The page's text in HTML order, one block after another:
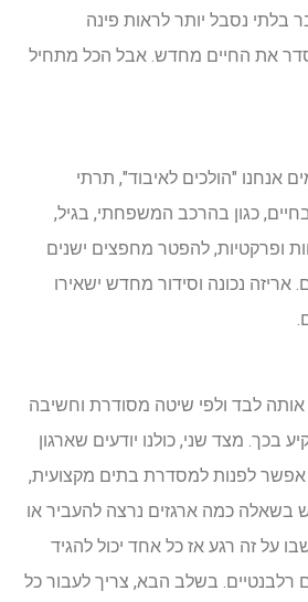
בלתי נסבל יותר לראות פינה
את החיים מחדש. אבל הכל מתחיל
אנחנו "הולכים לאיבוד", תרתי
כגון בהרכב המשפחתי, בגיל,
ופרקטיות, להפטר מחפצים ישנים
נכונה וסידור מחדש ישאירו
לבד ולפי שיטה מסודרת וחשיבה
בכך. מצד שני, כולנו יודעים שארגון
אפשר לפנות למסדרת בתים מקצועית,
כמה ארגזים נרצה להעביר או
על זה רגע אז כל אחד יכול להגיד
רלבנטיים. בשלב הבא, צריך לעבור כל